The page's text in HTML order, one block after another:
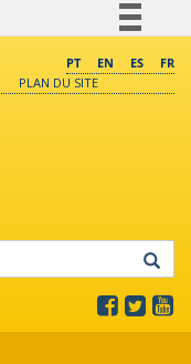
Comunica BR
PT EN ES
FR
PLAN DU SITE